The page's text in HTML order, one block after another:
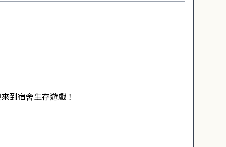
到宿舍生存遊戲！